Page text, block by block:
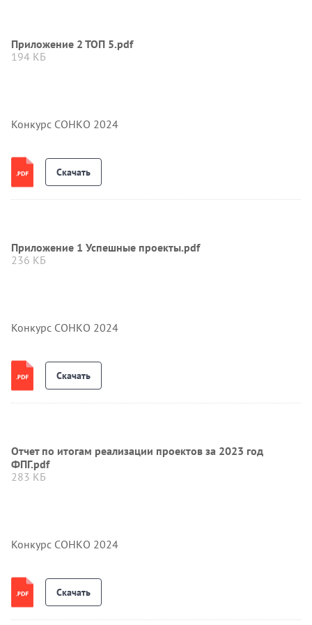
Приложение 2 ТОП 5.pdf
194 КБ
Конкурс СОНКО 2024
Скачать
Приложение 1 Успешные проекты.pdf
236 КБ
Конкурс СОНКО 2024
Скачать
Отчет по итогам реализации проектов за 2023 год
ФПГ.pdf
283 КБ
Конкурс СОНКО 2024
Скачать